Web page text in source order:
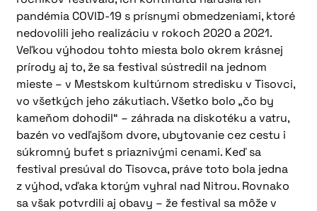
pandémia COVID-19 s prísnymi obmedzeniami, ktoré
nedovolili jeho realizáciu v rokoch 2020 a 2021.
Veľkou výhodou tohto miesta bolo okrem krásnej
prírody aj to, že sa festival sústredil na jednom
mieste – v Mestskom kultúrnom stredisku v Tisovci,
vo všetkých jeho zákutiach. Všetko bolo „čo by
kameňom dohodil“ – záhrada na diskotéku a vatru,
bazén vo vedľajšom dvore, ubytovanie cez cestu i
súkromný bufet s priaznivými cenami. Keď sa
festival presúval do Tisovca, práve toto bola jedna
z výhod, vďaka ktorým vyhral nad Nitrou. Rovnako
sa však potvrdili aj obavy – že festival sa môže v